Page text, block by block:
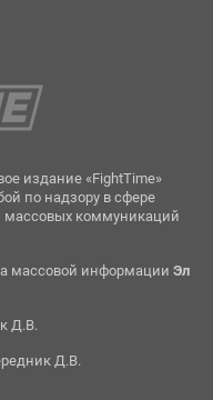
издание «FightTime»
по надзору в сфере
массовых коммуникаций
массовой информации Эл
Д.В.
Д.В.